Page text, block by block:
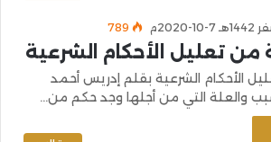
789
من تعليل الأحكام الشرعية
الأحكام الشرعية بقلم إدريس أحمد
والعلة التي من أجلها وجد حكم من…